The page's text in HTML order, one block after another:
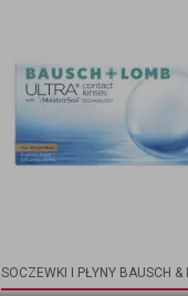
SOCZEWKI I PŁYNY BAUSCH &